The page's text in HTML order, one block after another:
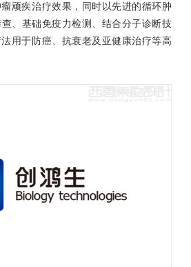
顽疾治疗效果，同时以先进的循环肿
、基础免疫力检测、结合分子诊断技
用于防癌、抗衰老及亚健康治疗等高